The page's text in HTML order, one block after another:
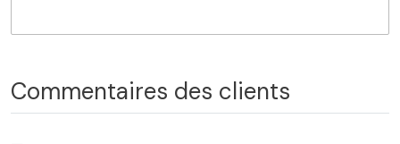
Commentaires des clients